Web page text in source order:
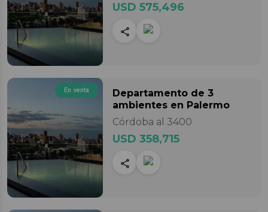
USD 575,496
En venta Departamento de 3
ambientes en Palermo
Córdoba al 3400
USD 358,715